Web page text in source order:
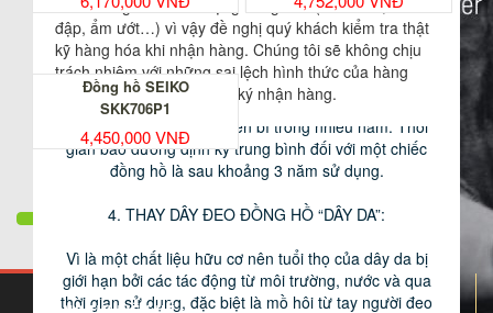
động liên tục dựa trên sự truyền động. Và các loại dầu
chuyên dụng chính là thành phần giúp tất cả các bộ
phần này vận hành một cách êm ái. Do vậy việc rửa
sạch máy và chấm dầu mới là một việc làm cần thiết
giúp bộ máy chiếc đồng hồ của bạn luôn hoạt động
một cách chính xác và bền bỉ trong nhiều năm. Thời
gian bảo dưỡng định kỳ trung bình đối với một chiếc
đồng hồ là sau khoảng 3 năm sử dụng.
4. THAY DÂY ĐEO ĐỒNG HỒ “DÂY DA”:
Vì là một chất liệu hữu cơ nên tuổi thọ của dây da bị
giới hạn bởi các tác động từ môi trường, nước và qua
thời gian sử dụng, đặc biệt là mồ hôi từ tay người đeo
ảnh hưởng đến chất lượng hàng hóa ( đánh rơi, va
đập, ẩm ướt…) vì vậy đề nghị quý khách kiểm tra thật
kỹ hàng hóa khi nhận hàng. Chúng tôi sẽ không chịu
trách nhiệm với những sai lệch hình thức của hàng
hóa sau khi quý khách đã ký nhận hàng.
Đồng hồ SEIKO
SKK706P1
4,450,000 VNĐ